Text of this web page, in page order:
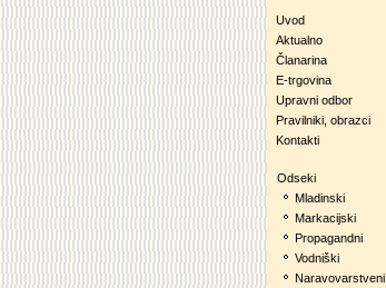
Uvod
Aktualno
Članarina
E-trgovina
Upravni odbor
Pravilniki, obrazci
Kontakti
Odseki
Mladinski
Markacijski
Propagandni
Vodniški
Naravovarstveni